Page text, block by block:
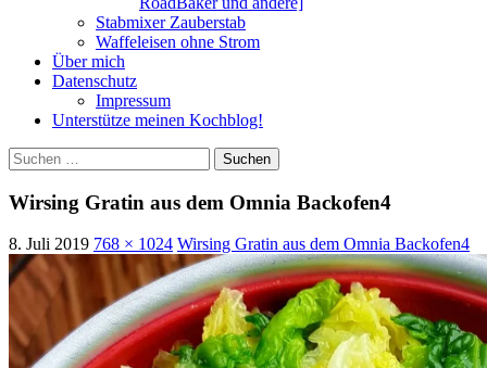
Stabmixer Zauberstab
Waffeleisen ohne Strom
Über mich
Datenschutz
Impressum
Unterstütze meinen Kochblog!
Suchen
nach:
Wirsing Gratin aus dem Omnia Backofen4
8. Juli 2019 768 × 1024 Wirsing Gratin aus dem Omnia Backofen4